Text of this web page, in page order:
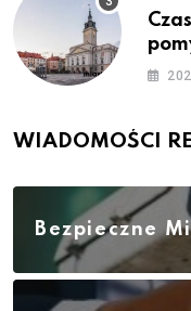
WIADOMOŚCI
Bezpieczne